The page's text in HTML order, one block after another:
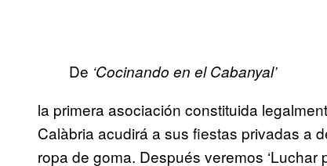
De ‘Cocinando en el Cabanyal’
la primera asociación constituida
Calàbria acudirá a sus fiestas privadas a
ropa de goma. Después veremos